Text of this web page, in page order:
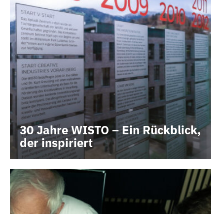
30 Jahre WISTO – Ein Rückblick,
der inspiriert